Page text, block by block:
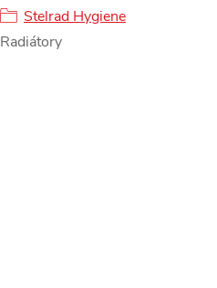
Stelrad Hygiene
Radiátory